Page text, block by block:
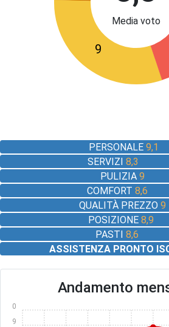
Media voto
9
PERSONALE9,1
SERVIZI 8,3
PULIZIA9
COMFORT 8,6
QUALITÀ PREZZO9
POSIZIONE8,9
PASTI8,6
ASSISTENZA PRONTO
Andamento
9
10